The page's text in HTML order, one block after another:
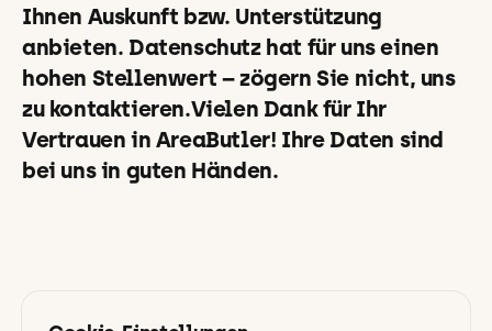
Ihnen Auskunft bzw. Unterstützung
anbieten. Datenschutz hat für uns einen
hohen Stellenwert – zögern Sie nicht, uns
zu kontaktieren.Vielen Dank für Ihr
Vertrauen in AreaButler! Ihre Daten sind
bei uns in guten Händen.